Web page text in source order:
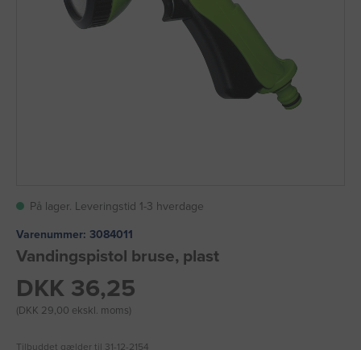
På lager. Leveringstid 1-3 hverdage
Varenummer: 3084011
Vandingspistol bruse, plast
DKK 36,25
(DKK 29,00 ekskl. moms)
Tilbuddet gælder til 31-12-2154